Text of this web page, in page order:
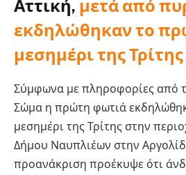
Αττική, μετά από
εκδηλώθηκαν το
μεσημέρι της
Σύμφωνα με πληροφορίες από
Σώμα η πρώτη φωτιά
μεσημέρι της Τρίτης στην
Δήμου Ναυπλιέων στην
προανάκριση προέκυψε ότι